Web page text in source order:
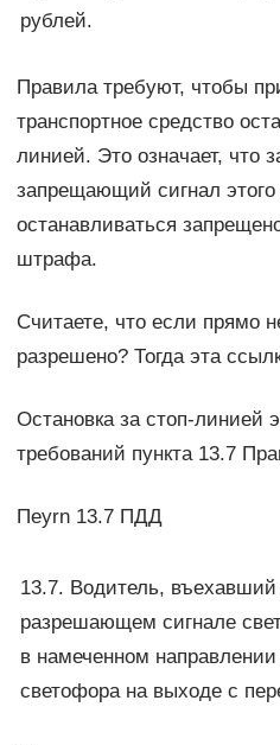
рублей.
Правила требуют, чтобы
транспортное средство
линией. Это означает, что
запрещающий сигнал
останавливаться
штрафа.
Считаете, что если прямо
разрешено? Тогда эта
Остановка за стоп-линией
требований пункта 13.7
Пeyrn 13.7 ПДД
13.7. Водитель, въехавший
разрешающем сигнале
в намеченном
светофора на выходе с